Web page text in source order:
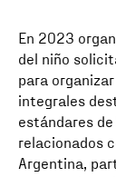
En 2023
del niño
para
integrales
estándares
relacionados
Argentina,